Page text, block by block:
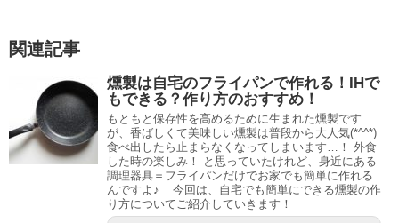
関連記事
燻製は自宅のフライパンで作れる！IHで
もできる？作り方のおすすめ！
もともと保存性を高めるために生まれた燻製です
が、香ばしくて美味しい燻製は普段から大人気(*^^*)
食べ出したら止まらなくなってしまいます…！ 外食
した時の楽しみ！ と思っていたけれど、身近にある
調理器具＝フライパンだけでお家でも簡単に作れる
んですよ♪ 今回は、自宅でも簡単にできる燻製の作
り方についてご紹介していきます！